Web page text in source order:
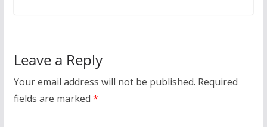
Leave a Reply
Your email address will not be published. Required
fields are marked *